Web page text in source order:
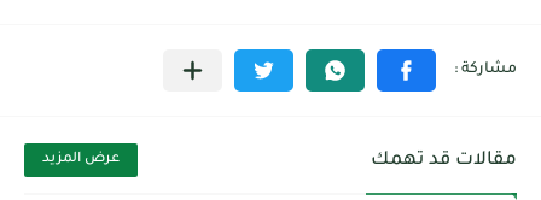
مقالات قد تهمك عرض المزيد